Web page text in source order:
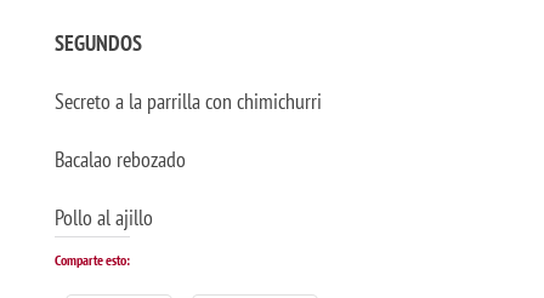
SEGUNDOS
Secreto a la parrilla con chimichurri
Bacalao rebozado
Pollo al ajillo
Comparte esto: